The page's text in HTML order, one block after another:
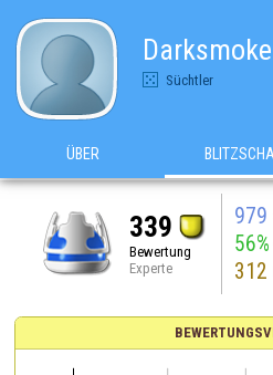
Darksmoke
Süchtler
ÜBER
339
Bewertung
Experte
979
56%
312